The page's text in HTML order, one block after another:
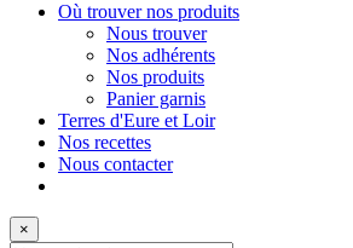
Où trouver nos produits
Nous trouver
Nos adhérents
Nos produits
Panier garnis
Terres d'Eure et Loir
Nos recettes
Nous contacter
×